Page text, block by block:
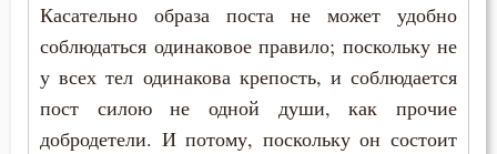
Касательно образа поста не может удобно
соблюдаться одинаковое правило; поскольку не
у всех тел одинакова крепость, и соблюдается
пост силою не одной души, как прочие
добродетели. И потому, поскольку он состоит